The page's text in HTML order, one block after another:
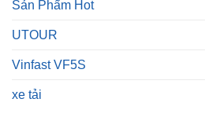
Sản Phẩm Hot
UTOUR
Vinfast VF5S
xe tải